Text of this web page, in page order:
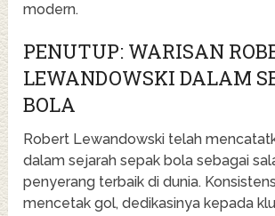
modern.
PENUTUP: WARISAN
LEWANDOWSKI DALAM
BOLA
Robert Lewandowski telah
dalam sejarah sepak bola sebagai
penyerang terbaik di dunia.
mencetak gol, dedikasinya kepada